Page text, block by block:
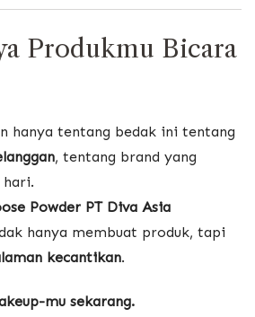
Produkmu Bicara
hanya tentang bedak ini tentang
, tentang brand yang
Powder PT Diva Asia
hanya membuat produk, tapi
kecantikan.
mu sekarang.